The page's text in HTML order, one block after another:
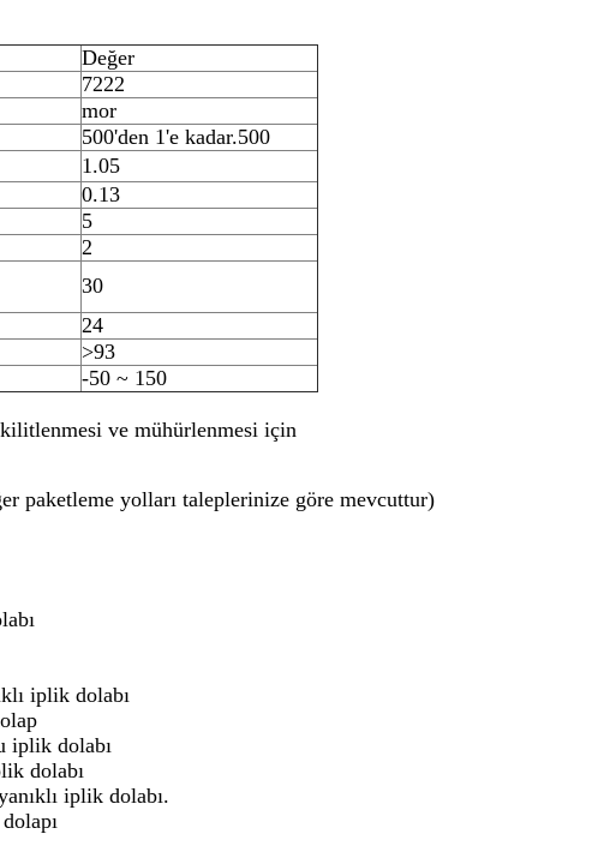
Değer
7222
mor
500'den 1'e kadar.500
1.05
0.13
5
2
30
24
>93
-50 ~ 150
ve mühürlenmesi için
paketleme yolları taleplerinize göre mevcuttur)
iplik dolabı
iplik dolabı
dolabı
iplik dolabı.